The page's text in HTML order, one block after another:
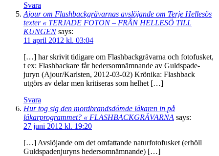
Svara
Ajour om Flashbackgrävarnas avslöjande om Terje Hellesös
texter « TERJADE FOTON – FRÅN HELLESÖ TILL
KUNGEN says:
11 april 2012 kl. 03:04
[…] har skrivit tidigare om Flashbackgrävarna och fotofusket,
t ex: Flashbackare får hedersomnämnande av Guldspade-
juryn (Ajour/Karlsten, 2012-03-02) Krönika: Flashback
utgörs av delar men kritiseras som helhet […]
Svara
Hur tog sig den mordbrandsdömde läkaren in på
läkarprogrammet? « FLASHBACKGRÄVARNA says:
27 juni 2012 kl. 19:20
[…] Avslöjande om det omfattande naturfotofusket (erhöll
Guldspadenjuryns hedersomnämnande) […]